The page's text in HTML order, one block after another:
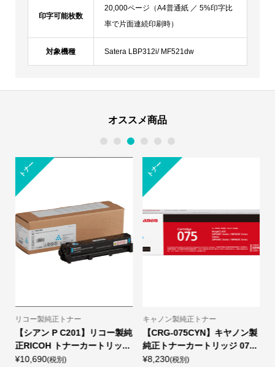
印字可能枚数
20,000ページ（A4普通紙 ／ 5%印字比
率で片面連続印刷時）
対象機種 Satera LBP312i/ MF521dw
オススメ商品
トナー
リコー製純正トナー
【シアン P C201】リコー製純
正RICOH トナーカートリッ...
¥10,690(税別)
トナー
キャノン製純正トナー
【CRG-075CYN】キヤノン製
純正トナーカートリッジ 07...
¥8,230(税別)
1 2 3 4 5 6